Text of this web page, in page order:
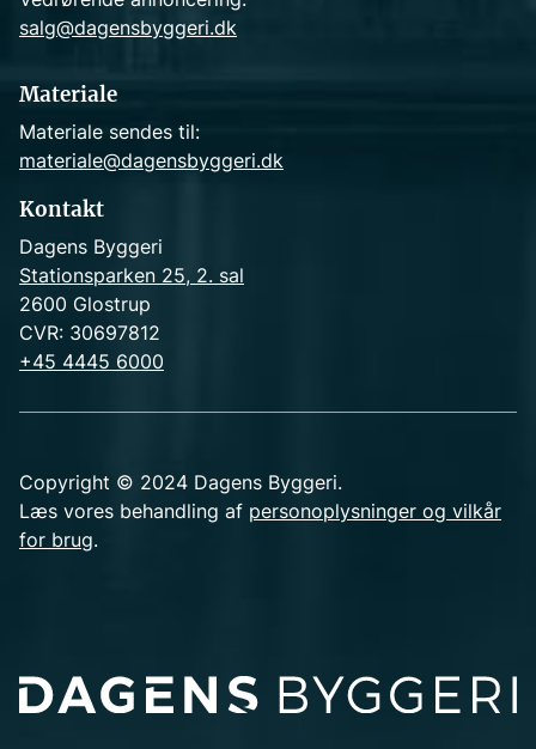
salg@dagensbyggeri.dk
Materiale
Materiale sendes til:
materiale@dagensbyggeri.dk
Kontakt
Dagens Byggeri
Stationsparken 25, 2. sal
2600 Glostrup
CVR: 30697812
+45 4445 6000
Copyright © 2024 Dagens Byggeri.
Læs vores behandling af personoplysninger og vilkår
for brug.